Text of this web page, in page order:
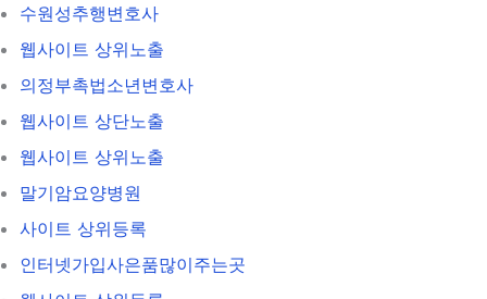
수원성추행변호사
웹사이트 상위노출
의정부촉법소년변호사
웹사이트 상단노출
웹사이트 상위노출
말기암요양병원
사이트 상위등록
인터넷가입사은품많이주는곳